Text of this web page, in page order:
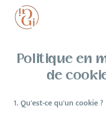
Politique en
de
1. Qu'est-ce qu'un cookie ?